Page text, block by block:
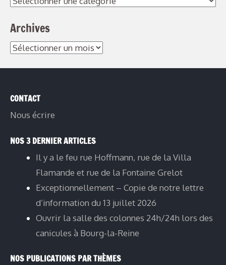
Archives
CONTACT
Nous écrire
NOS 3 DERNIER ARTICLES
Il y a le feu rue Hoffmann, rue de la Villa
Flamande et rue de la Fontaine Grelot
Exceptionnellement – Copie de notre lettre
d’information du 13 juillet 2026
Ouvrir la salle des colonnes 24h/24h lors des
canicules à Bourg-la-Reine
NOS PUBLICATIONS PAR THÈMES